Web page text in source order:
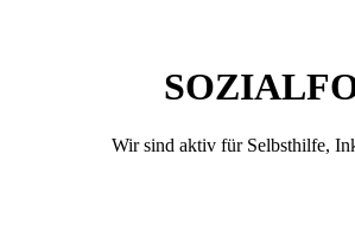
Wir sind aktiv für Selbsthilfe,